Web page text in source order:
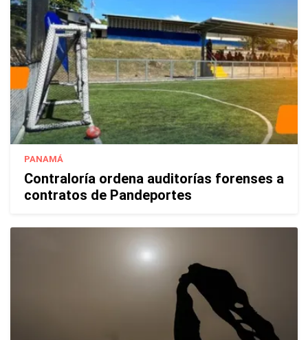
PANAMÁ
Contraloría ordena auditorías forenses a
contratos de Pandeportes